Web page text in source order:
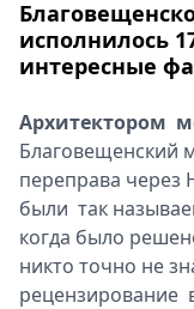
исполнилось
интересные
Архитектором
Благовещенский
переправа через
были так
когда было
никто точно не
рецензирование